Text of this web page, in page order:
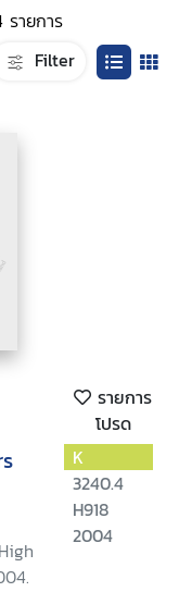
ายการ
Filter
รายการ
โปรด
K
3240.4
H918
2004